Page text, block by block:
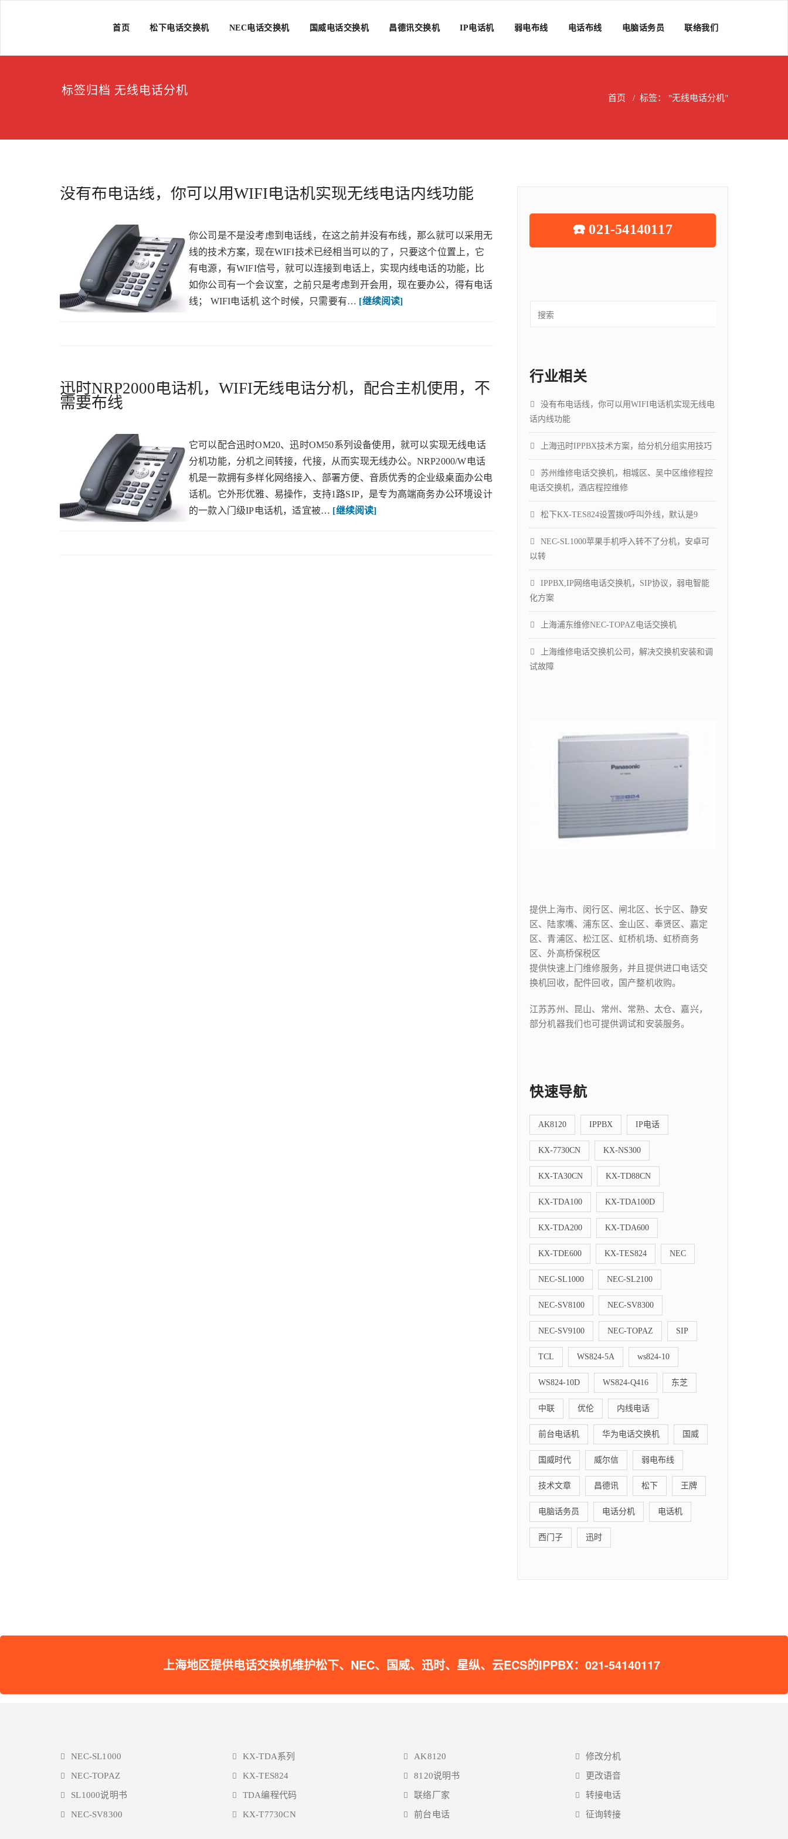
上海维修电话交换机
上海维修松下、国威、NEC、迅时电话交换机
首页 松下电话交换机 NEC电话交换机 国威电话交换机 昌德讯交换机 IP电话机 弱电布线 电话布线 电脑话务员 联络我们
标签归档 无线电话分机
首页 / 标签： "无线电话分机"
没有布电话线，你可以用WIFI电话机实现无线电话内线功能
你公司是不是没考虑到电话线，在这之前并没有布线，那么就可以采用无
线的技术方案，现在WIFI技术已经相当可以的了，只要这个位置上，它
有电源，有WIFI信号，就可以连接到电话上，实现内线电话的功能，比
如你公司有一个会议室，之前只是考虑到开会用，现在要办公，得有电话
线； WIFI电话机 这个时候，只需要有… [继续阅读]
迅时NRP2000电话机，WIFI无线电话分机，配合主机使用，不
需要布线
它可以配合迅时OM20、迅时OM50系列设备使用，就可以实现无线电话
分机功能，分机之间转接，代接，从而实现无线办公。NRP2000/W电话
机是一款拥有多样化网络接入、部署方便、音质优秀的企业级桌面办公电
话机。它外形优雅、易操作，支持1路SIP，是专为高端商务办公环境设计
的一款入门级IP电话机，适宜被… [继续阅读]
☎️ 021-54140117
行业相关
没有布电话线，你可以用WIFI电话机实现无线电
话内线功能
上海迅时IPPBX技术方案，给分机分组实用技巧
苏州维修电话交换机，相城区、吴中区维修程控
电话交换机，酒店程控维修
松下KX-TES824设置拨0呼叫外线，默认是9
NEC-SL1000苹果手机呼入转不了分机，安卓可
以转
IPPBX,IP网络电话交换机，SIP协议，弱电智能
化方案
上海浦东维修NEC-TOPAZ电话交换机
上海维修电话交换机公司，解决交换机安装和调
试故障
提供上海市、闵行区、闸北区、长宁区、静安
区、陆家嘴、浦东区、金山区、奉贤区、嘉定
区、青浦区、松江区、虹桥机场、虹桥商务
区、外高桥保税区
提供快速上门维修服务，并且提供进口电话交
换机回收，配件回收，国产整机收购。
江苏苏州、昆山、常州、常熟、太仓、嘉兴，
部分机器我们也可提供调试和安装服务。
快速导航
AK8120 IPPBX IP电话
KX-7730CN KX-NS300
KX-TA30CN KX-TD88CN
KX-TDA100 KX-TDA100D
KX-TDA200 KX-TDA600
KX-TDE600 KX-TES824 NEC
NEC-SL1000 NEC-SL2100
NEC-SV8100 NEC-SV8300
NEC-SV9100 NEC-TOPAZ SIP
TCL WS824-5A ws824-10
WS824-10D WS824-Q416 东芝
中联 优伦 内线电话
前台电话机 华为电话交换机 国威
国威时代 威尔信 弱电布线
技术文章 昌德讯 松下 王牌
电脑话务员 电话分机 电话机
西门子 迅时
上海地区提供电话交换机维护松下、NEC、国威、迅时、星纵、云ECS的IPPBX：021-54140117
NEC-SL1000
NEC-TOPAZ
SL1000说明书
NEC-SV8300
KX-TDA系列
KX-TES824
TDA编程代码
KX-T7730CN
AK8120
8120说明书
联络厂家
前台电话
修改分机
更改语音
转接电话
征询转接